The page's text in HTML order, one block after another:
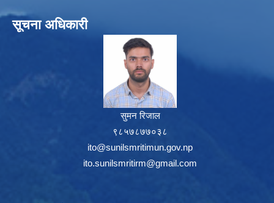
सूचना अधिकारी
सुमन रिजाल
९८५७८७७०३८
ito@sunilsmritimun.gov.np
ito.sunilsmritirm@gmail.com